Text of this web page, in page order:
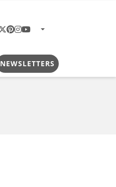
NEWSLETTERS